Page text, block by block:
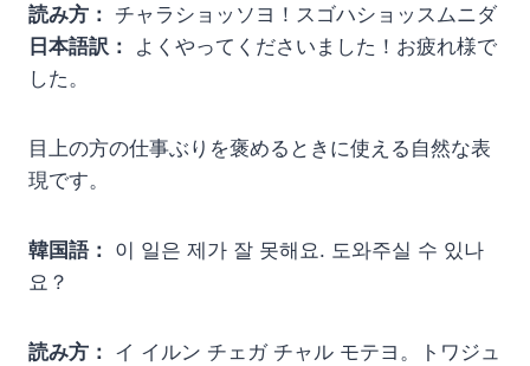
読み方： チャラショッソヨ！スゴハショッスムニダ
日本語訳：
よくやってくださいました！お疲れ様で
した。
目上の方の仕事ぶりを褒めるときに使える自然な表
現です。
韓国語： 이 일은 제가 잘 못해요. 도와주실 수 있나
요？
読み方： イ イルン チェガ チャル モテヨ。トワジュ